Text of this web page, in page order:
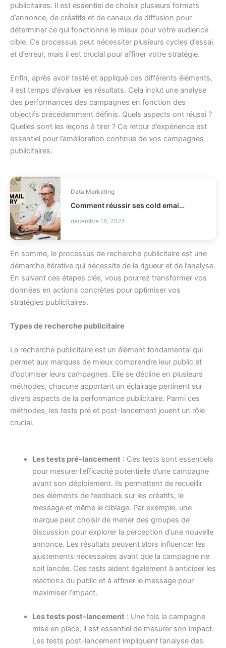
publicitaires. Il est essentiel de choisir plusieurs formats
d’annonce, de créatifs et de canaux de diffusion pour
déterminer ce qui fonctionne le mieux pour votre audience
cible. Ce processus peut nécessiter plusieurs cycles d’essai
et d’erreur, mais il est crucial pour affiner votre stratégie.
Enfin, après avoir testé et appliqué ces différents éléments,
il est temps d’évaluer les résultats. Cela inclut une analyse
des performances des campagnes en fonction des
objectifs précédemment définis. Quels aspects ont réussi ?
Quelles sont les leçons à tirer ? Ce retour d’expérience est
essentiel pour l’amélioration continue de vos campagnes
publicitaires.
Data Marketing
Comment réussir ses cold emails sans vendre à tout prix ?
décembre 16, 2024
En somme, le processus de recherche publicitaire est une
démarche itérative qui nécessite de la rigueur et de l’analyse.
En suivant ces étapes clés, vous pourrez transformer vos
données en actions concrètes pour optimiser vos
stratégies publicitaires.
Types de recherche publicitaire
La recherche publicitaire est un élément fondamental qui
permet aux marques de mieux comprendre leur public et
d’optimiser leurs campagnes. Elle se décline en plusieurs
méthodes, chacune apportant un éclairage pertinent sur
divers aspects de la performance publicitaire. Parmi ces
méthodes, les tests pré et post-lancement jouent un rôle
crucial.
Les tests pré-lancement : Ces tests sont essentiels
pour mesurer l’efficacité potentielle d’une campagne
avant son déploiement. Ils permettent de recueillir
des éléments de feedback sur les créatifs, le
message et même le ciblage. Par exemple, une
marque peut choisir de mener des groupes de
discussion pour explorer la perception d’une nouvelle
annonce. Les résultats peuvent alors influencer les
ajustements nécessaires avant que la campagne ne
soit lancée. Ces tests aident également à anticiper les
réactions du public et à affiner le message pour
maximiser l’impact.
Les tests post-lancement : Une fois la campagne
mise en place, il est essentiel de mesurer son impact.
Les tests post-lancement impliquent l’analyse des